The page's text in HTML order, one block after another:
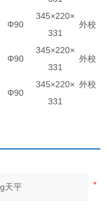
Φ90
345×220×
331
外校
Φ90
345×220×
331
外校
Φ90
345×220×
331
外校